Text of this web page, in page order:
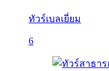
ทัวร์เบลเยี่ยม
6